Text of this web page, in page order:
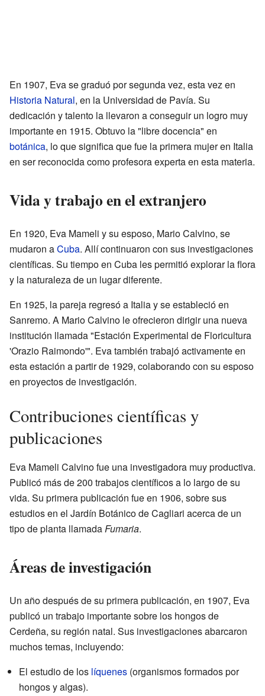
En 1907, Eva se graduó por segunda vez, esta vez en
Historia Natural, en la Universidad de Pavía. Su
dedicación y talento la llevaron a conseguir un logro muy
importante en 1915. Obtuvo la "libre docencia" en
botánica, lo que significa que fue la primera mujer en Italia
en ser reconocida como profesora experta en esta materia.
Vida y trabajo en el extranjero
En 1920, Eva Mameli y su esposo, Mario Calvino, se
mudaron aCuba. Allí continuaron con sus investigaciones
científicas. Su tiempo en Cuba les permitió explorar la flora
y la naturaleza de un lugar diferente.
En 1925, la pareja regresó a Italia y se estableció en
Sanremo. A Mario Calvino le ofrecieron dirigir una nueva
institución llamada "Estación Experimental de Floricultura
'Orazio Raimondo'". Eva también trabajó activamente en
esta estación a partir de 1929, colaborando con su esposo
en proyectos de investigación.
Contribuciones científicas y
publicaciones
Eva Mameli Calvino fue una investigadora muy productiva.
Publicó más de 200 trabajos científicos a lo largo de su
vida. Su primera publicación fue en 1906, sobre sus
estudios en el Jardín Botánico de Cagliari acerca de un
tipo de planta llamadaFumaria.
Áreas de investigación
Un año después de su primera publicación, en 1907, Eva
publicó un trabajo importante sobre los hongos de
Cerdeña, su región natal. Sus investigaciones abarcaron
muchos temas, incluyendo:
El estudio de los líquenes (organismos formados por
hongos y algas).